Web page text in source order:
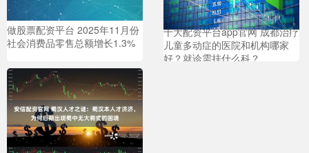
做股票配资平台 2025年11月份
社会消费品零售总额增长1.3%
十大配资平台app官网 成都治疗
儿童多动症的医院和机构哪家
好？就诊需挂什么科？